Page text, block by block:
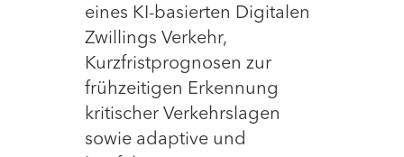
eines KI-basierten Digitalen
Zwillings Verkehr,
Kurzfristprognosen zur
frühzeitigen Erkennung
kritischer Verkehrslagen
sowie adaptive und